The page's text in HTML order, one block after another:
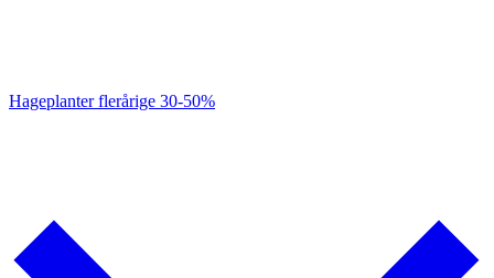
Hageplanter flerårige 30-50%